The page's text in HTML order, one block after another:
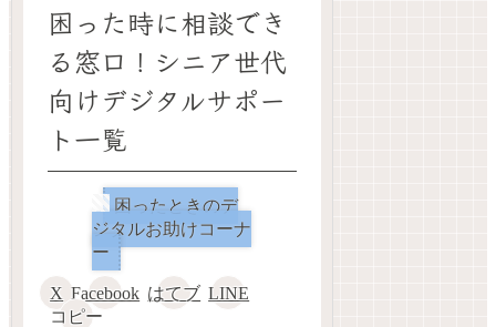
困った時に相談でき
る窓口！シニア世代
向けデジタルサポー
ト一覧
困ったときのデ
ジタルお助けコーナ
ー
X Facebook はてブ LINE
コピー